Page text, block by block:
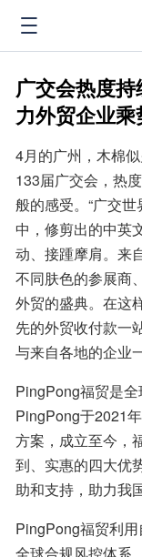
广交会热度
力外贸企业
4月的广州，木棉
133届广交会，热
般的感受。“广交
中，修剪出的中英
动、接踵摩肩。来
不同肤色的参展商
外贸的盛典。在这
先的外贸收付款一
与来自各地的企业
PingPong福贸是
PingPong于2021
方案，成立至今，
到、实惠的四大优
助和支持，助力我
PingPong福贸利